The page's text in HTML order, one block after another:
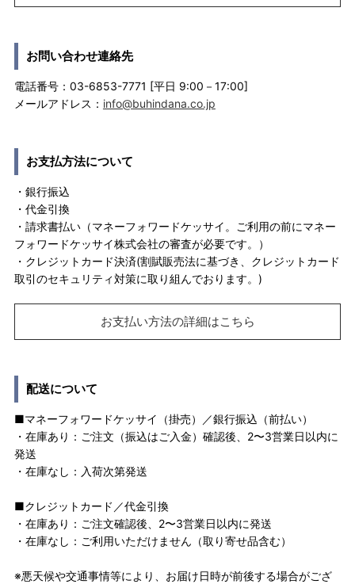
お問い合わせ連絡先
電話番号：03-6853-7771 [平日 9:00－17:00]
メールアドレス： info@buhindana.co.jp
お支払方法について
・銀行振込
・代金引換
・請求書払い（マネーフォワードケッサイ。ご利用の前にマネー
フォワードケッサイ株式会社の審査が必要です。）
・クレジットカード決済(割賦販売法に基づき、クレジットカード
取引のセキュリティ対策に取り組んでおります。)
お支払い方法の詳細はこちら
配送について
■マネーフォワードケッサイ（掛売）／銀行振込（前払い）
・在庫あり：ご注文（振込はご入金）確認後、2〜3営業日以内に
発送
・在庫なし：入荷次第発送
■クレジットカード／代金引換
・在庫あり：ご注文確認後、2〜3営業日以内に発送
・在庫なし：ご利用いただけません（取り寄せ品含む）
※悪天候や交通事情等により、お届け日時が前後する場合がござ